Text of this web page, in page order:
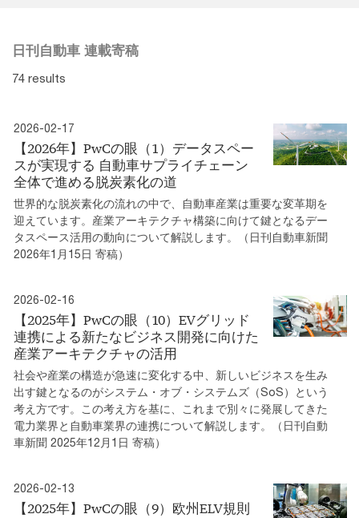
日刊自動車 連載寄稿
74 results
2026-02-17
【2026年】PwCの眼（1）データスペー
スが実現する 自動車サプライチェーン
全体で進める脱炭素化の道
世界的な脱炭素化の流れの中で、自動車産業は重要な変革期を
迎えています。産業アーキテクチャ構築に向けて鍵となるデー
タスペース活用の動向について解説します。（日刊自動車新聞
2026年1月15日 寄稿）
2026-02-16
【2025年】PwCの眼（10）EVグリッド
連携による新たなビジネス開発に向けた
産業アーキテクチャの活用
社会や産業の構造が急速に変化する中、新しいビジネスを生み
出す鍵となるのがシステム・オブ・システムズ（SoS）という
考え方です。この考え方を基に、これまで別々に発展してきた
電力業界と自動車業界の連携について解説します。（日刊自動
車新聞 2025年12月1日 寄稿）
2026-02-13
【2025年】PwCの眼（9）欧州ELV規則